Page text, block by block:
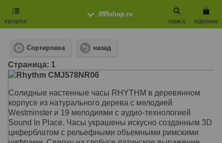
095shop.ru
каталог
корзина
поиск
Сортировка назад
Cтраница: 1
Rhythm CMJ578NR06
Солидные настенные часы RHYTHM в деревянном
корпусе из натурального дерева c мелодией
Westminster и 19 мелодиями с аудио-технологией
Sound In Place. Часы украшены искусно созданным 3D
циферблатом с рельефными объемными римскими